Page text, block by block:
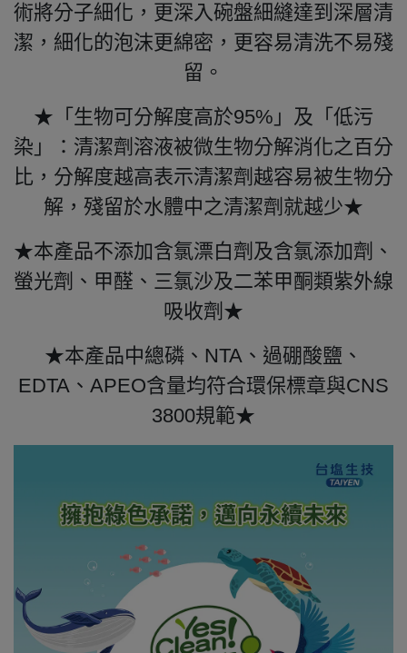
術將分子細化，更深入碗盤細縫達到深層清
潔，細化的泡沫更綿密，更容易清洗不易殘
留。
★「生物可分解度高於95%」及「低污
染」：清潔劑溶液被微生物分解消化之百分
比，分解度越高表示清潔劑越容易被生物分
解，殘留於水體中之清潔劑就越少★
★本產品不添加含氯漂白劑及含氯添加劑、
螢光劑、甲醛、三氯沙及二苯甲酮類紫外線
吸收劑★
★本產品中總磷、NTA、過硼酸鹽、
EDTA、APEO含量均符合環保標章與CNS
3800規範★